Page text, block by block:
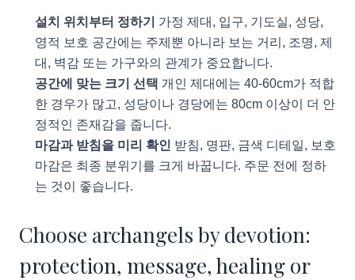
설치 위치부터 정하기
가정 제대, 입구, 기도실, 성당,
영적 보호 공간에는 주제뿐 아니라 보는 거리, 조명, 제
대, 벽감 또는 가구와의 관계가 중요합니다.
공간에 맞는 크기 선택 개인 제대에는 40-60cm가 적합
한 경우가 많고, 성당이나 경당에는 80cm 이상이 더 안
정적인 존재감을 줍니다.
마감과 받침을 미리 확인 받침, 명판, 금색 디테일, 보호
마감은 최종 분위기를 크게 바꿉니다. 주문 전에 정하
는 것이 좋습니다.
Choose archangels by devotion:
protection, message, healing or